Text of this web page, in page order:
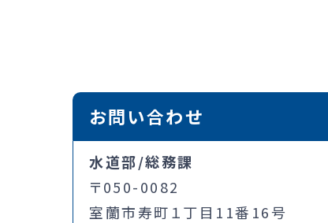
お問い合わせ
水道部/総務課
〒050-0082
室蘭市寿町１丁目11番16号